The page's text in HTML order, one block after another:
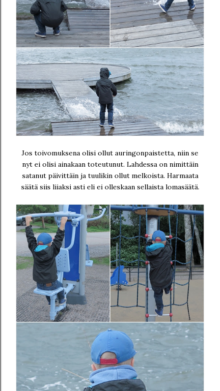
Jos toivomuksena olisi ollut auringonpaistetta, niin se
nyt ei olisi ainakaan toteutunut. Lahdessa on nimittäin
satanut päivittäin ja tuulikin ollut melkoista. Harmaata
säätä siis liiaksi asti eli ei olleskaan sellaista lomasäätä.